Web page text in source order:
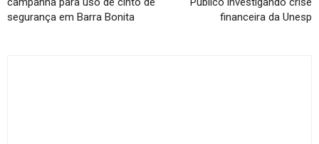
segurança em Barra Bonita
financeira da Unesp